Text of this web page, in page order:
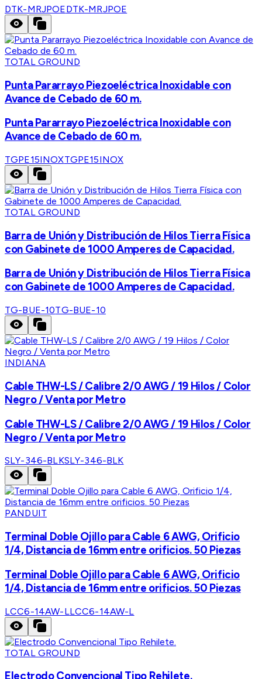
DTK-MRJPOEDTK-MRJPOE
TOTAL GROUND
Punta Pararrayo Piezoeléctrica Inoxidable con
Avance de Cebado de 60 m.
Punta Pararrayo Piezoeléctrica Inoxidable con
Avance de Cebado de 60 m.
TGPE15INOXTGPE15INOX
TOTAL GROUND
Barra de Unión y Distribución de Hilos Tierra Física
con Gabinete de 1000 Amperes de Capacidad.
Barra de Unión y Distribución de Hilos Tierra Física
con Gabinete de 1000 Amperes de Capacidad.
TG-BUE-10TG-BUE-10
INDIANA
Cable THW-LS / Calibre 2/0 AWG / 19 Hilos / Color
Negro / Venta por Metro
Cable THW-LS / Calibre 2/0 AWG / 19 Hilos / Color
Negro / Venta por Metro
SLY-346-BLKSLY-346-BLK
PANDUIT
Terminal Doble Ojillo para Cable 6 AWG, Orificio
1/4, Distancia de 16mm entre orificios. 50 Piezas
Terminal Doble Ojillo para Cable 6 AWG, Orificio
1/4, Distancia de 16mm entre orificios. 50 Piezas
LCC6-14AW-LLCC6-14AW-L
TOTAL GROUND
Electrodo Convencional Tipo Rehilete.